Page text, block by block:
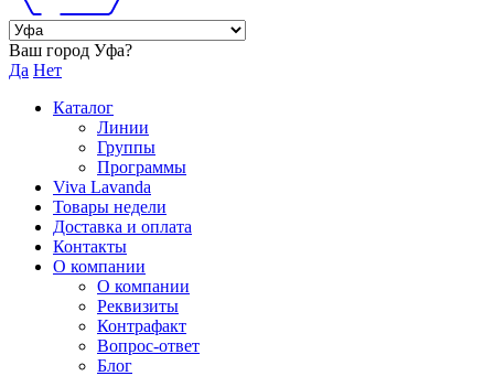
Ваш город Уфа?
Да Нет
Каталог
Линии
Группы
Программы
Viva Lavanda
Товары недели
Доставка и оплата
Контакты
О компании
О компании
Реквизиты
Контрафакт
Вопрос-ответ
Блог